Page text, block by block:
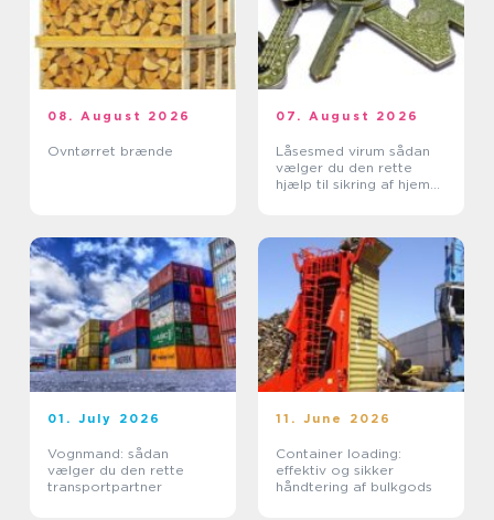
08. August 2026
Ovntørret brænde
07. August 2026
Låsesmed virum sådan
vælger du den rette
hjælp til sikring af hjem
01. July 2026
Vognmand: sådan
vælger du den rette
transportpartner
11. June 2026
Container loading:
effektiv og sikker
håndtering af bulkgods